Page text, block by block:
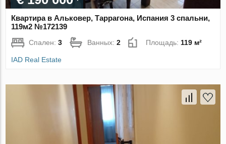
Квартира в Альковер, Таррагона, Испания 3 спальни,
119м2 №172139
Спален:3 Ванных:2 Площадь: 119 м²
IAD Real Estate